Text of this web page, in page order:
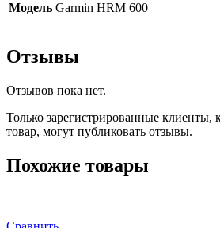
Модель Garmin HRM 600
Отзывы
Отзывов пока нет.
Только зарегистрированные
товар, могут публиковать отзывы.
Похожие товары